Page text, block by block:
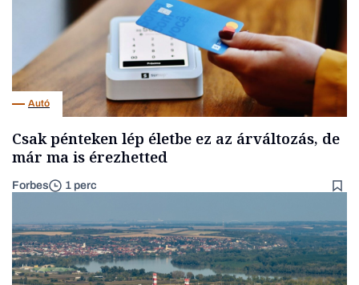
Autó
Csak pénteken lép életbe ez az árváltozás, de
már ma is érezhetted
Forbes 1 perc